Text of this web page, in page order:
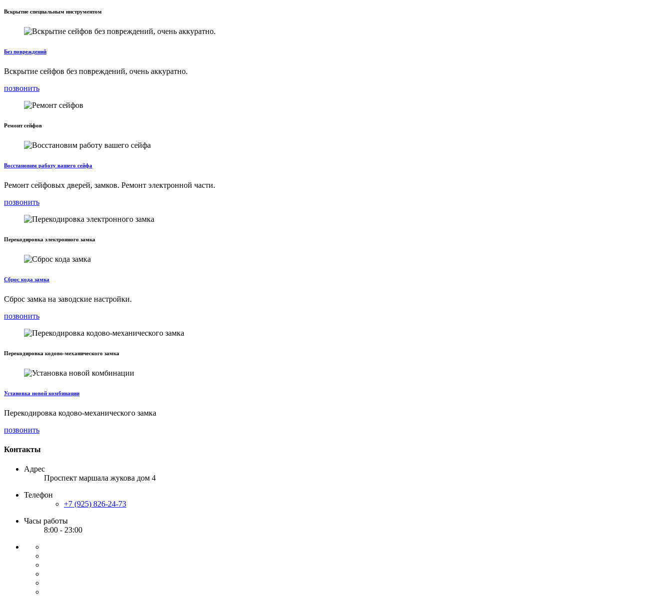
Вскрытие специальным инструментом
Без повреждений
Вскрытие сейфов без повреждений, очень аккуратно.
позвонить
Ремонт сейфов
Восстановим работу вашего сейфа
Ремонт сейфовых дверей, замков. Ремонт электронной части.
позвонить
Перекодировка электронного замка
Сброс кода замка
Сброс замка на заводские настройки.
позвонить
Перекодировка кодово-механического замка
Установка новой комбинации
Перекодировка кодово-механического замка
позвонить
Контакты
Адрес
Проспект маршала жукова дом 4
Телефон
+7 (925) 826-24-73
Часы работы
8:00 - 23:00